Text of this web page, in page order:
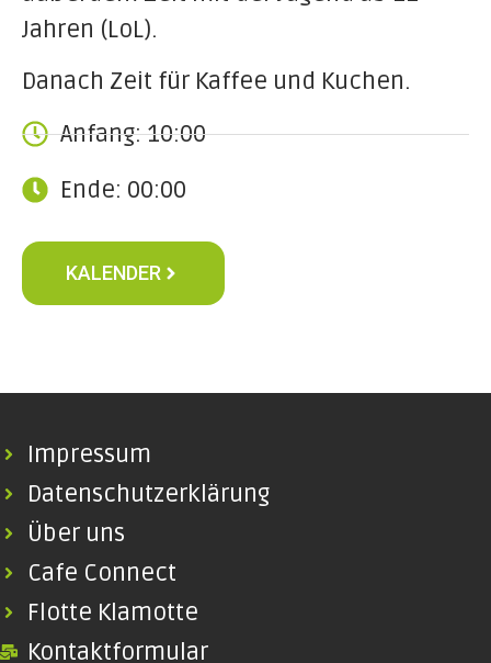
Jahren (LoL).
Danach Zeit für Kaffee und Kuchen.
Anfang: 10:00
Ende: 00:00
KALENDER
Impressum
Datenschutzerklärung
Über uns
Cafe Connect
Flotte Klamotte
Kontaktformular